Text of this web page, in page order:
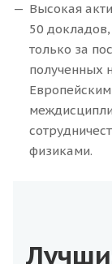
Высокая
50
только за
полученных
физиками.